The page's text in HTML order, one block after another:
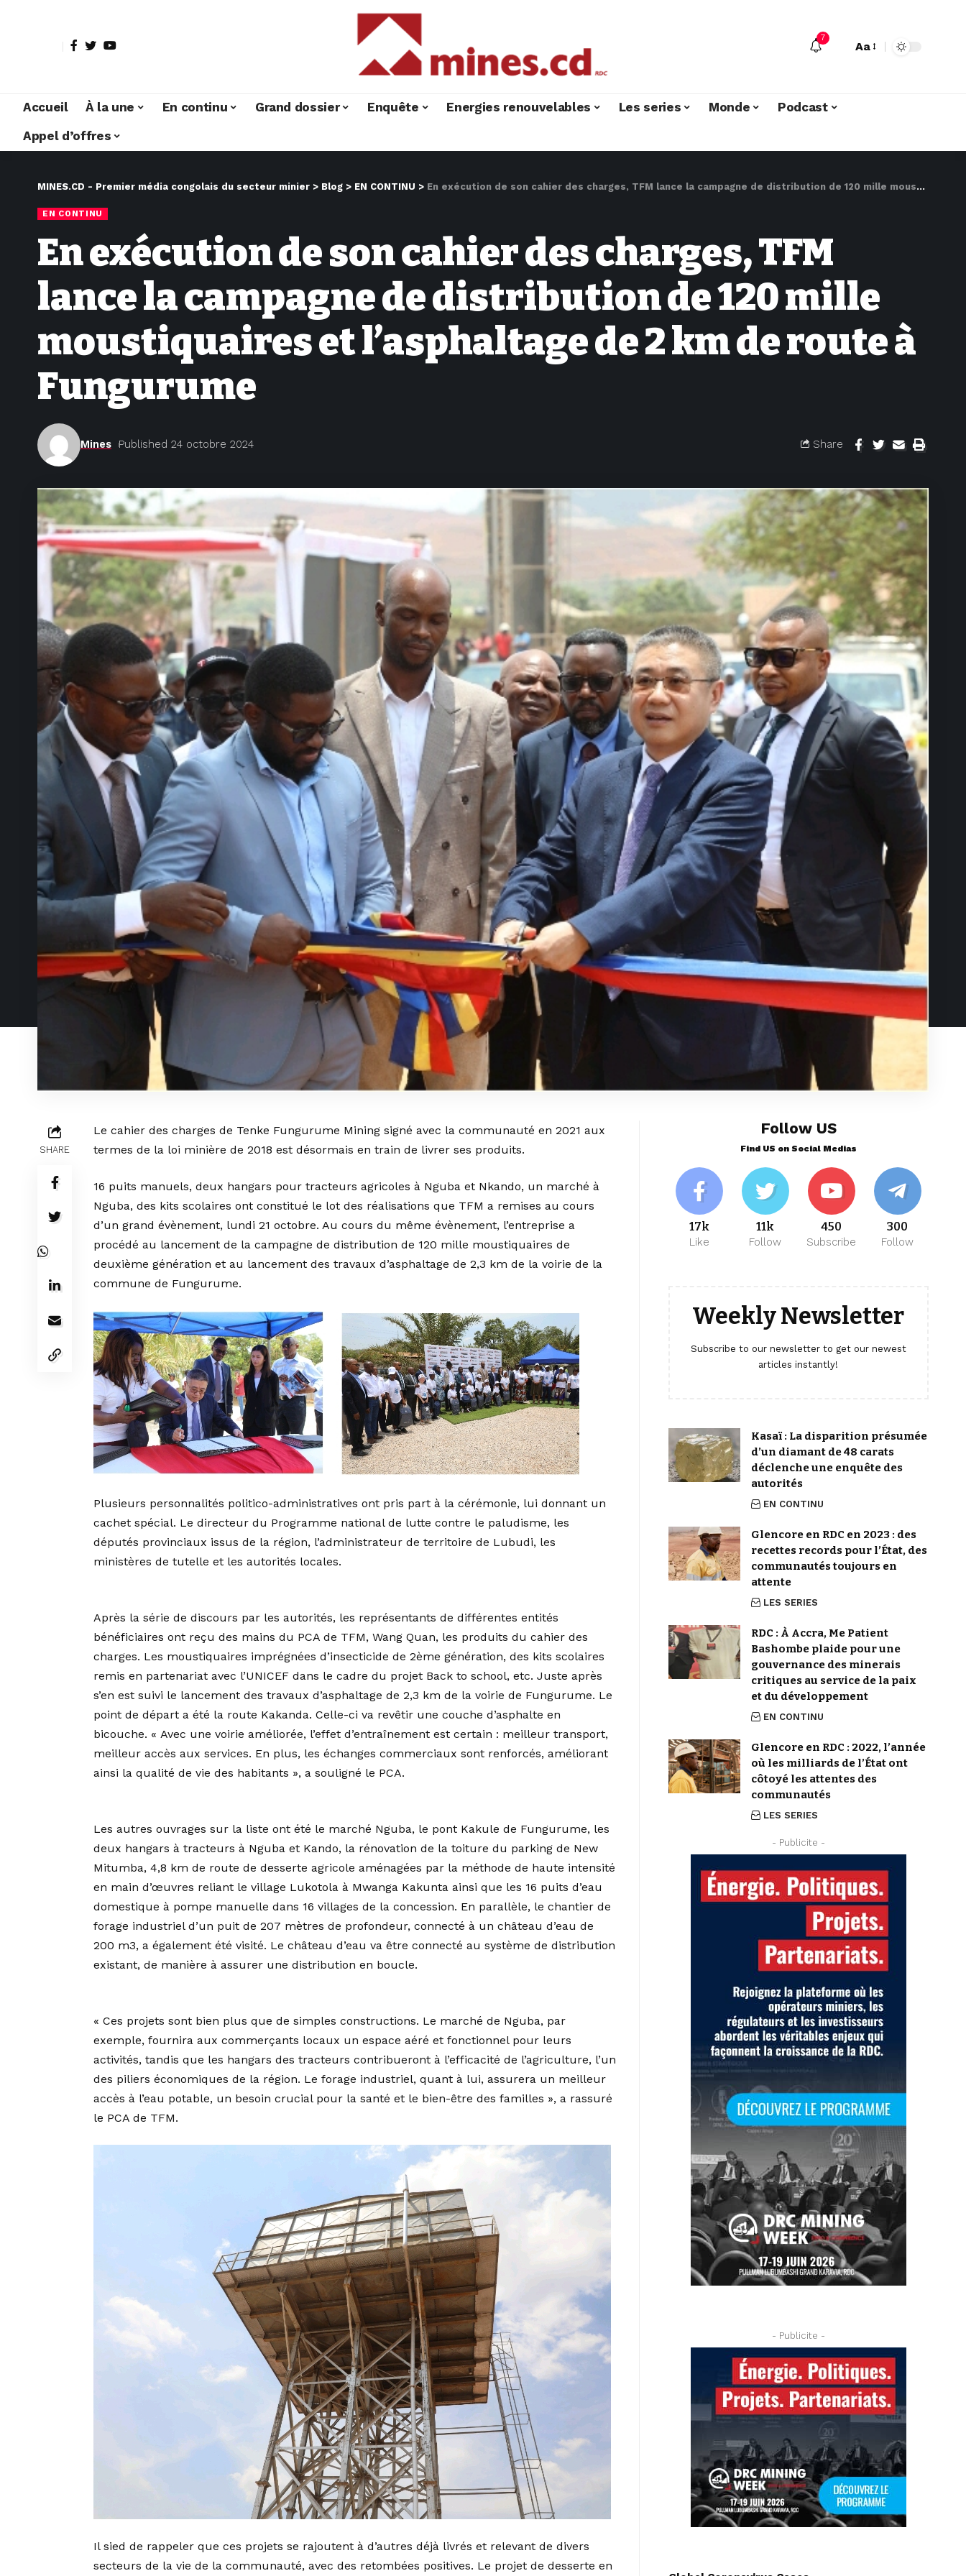
7
Aa
Accueil À la une En continu Grand dossier Enquête Energies renouvelables Les series Monde
Podcast
Appel d’offres
MINES.CD - Premier média congolais du secteur minier > Blog > EN CONTINU > En exécution de son cahier des charges, TFM lance la campagne de distribution de 120 mille moustiquaires et l’asphaltage de 2 km de route à Fungurume
EN CONTINU
En exécution de son cahier des charges, TFM
lance la campagne de distribution de 120 mille
moustiquaires et l’asphaltage de 2 km de route à
Fungurume
Mines Published 24 octobre 2024 Share
SHARE
Le cahier des charges de Tenke Fungurume Mining signé avec la communauté en 2021 aux
termes de la loi minière de 2018 est désormais en train de livrer ses produits.
16 puits manuels, deux hangars pour tracteurs agricoles à Nguba et Nkando, un marché à
Nguba, des kits scolaires ont constitué le lot des réalisations que TFM a remises au cours
d’un grand évènement, lundi 21 octobre. Au cours du même évènement, l’entreprise a
procédé au lancement de la campagne de distribution de 120 mille moustiquaires de
deuxième génération et au lancement des travaux d’asphaltage de 2,3 km de la voirie de la
commune de Fungurume.
Plusieurs personnalités politico-administratives ont pris part à la cérémonie, lui donnant un
cachet spécial. Le directeur du Programme national de lutte contre le paludisme, les
députés provinciaux issus de la région, l’administrateur de territoire de Lubudi, les
ministères de tutelle et les autorités locales.
Après la série de discours par les autorités, les représentants de différentes entités
bénéficiaires ont reçu des mains du PCA de TFM, Wang Quan, les produits du cahier des
charges. Les moustiquaires imprégnées d’insecticide de 2ème génération, des kits scolaires
remis en partenariat avec l’UNICEF dans le cadre du projet Back to school, etc. Juste après
s’en est suivi le lancement des travaux d’asphaltage de 2,3 km de la voirie de Fungurume. Le
point de départ a été la route Kakanda. Celle-ci va revêtir une couche d’asphalte en
bicouche. « Avec une voirie améliorée, l’effet d’entraînement est certain : meilleur transport,
meilleur accès aux services. En plus, les échanges commerciaux sont renforcés, améliorant
ainsi la qualité de vie des habitants », a souligné le PCA.
Les autres ouvrages sur la liste ont été le marché Nguba, le pont Kakule de Fungurume, les
deux hangars à tracteurs à Nguba et Kando, la rénovation de la toiture du parking de New
Mitumba, 4,8 km de route de desserte agricole aménagées par la méthode de haute intensité
en main d’œuvres reliant le village Lukotola à Mwanga Kakunta ainsi que les 16 puits d’eau
domestique à pompe manuelle dans 16 villages de la concession. En parallèle, le chantier de
forage industriel d’un puit de 207 mètres de profondeur, connecté à un château d’eau de
200 m3, a également été visité. Le château d’eau va être connecté au système de distribution
existant, de manière à assurer une distribution en boucle.
« Ces projets sont bien plus que de simples constructions. Le marché de Nguba, par
exemple, fournira aux commerçants locaux un espace aéré et fonctionnel pour leurs
activités, tandis que les hangars des tracteurs contribueront à l’efficacité de l’agriculture, l’un
des piliers économiques de la région. Le forage industriel, quant à lui, assurera un meilleur
accès à l’eau potable, un besoin crucial pour la santé et le bien-être des familles », a rassuré
le PCA de TFM.
Il sied de rappeler que ces projets se rajoutent à d’autres déjà livrés et relevant de divers
secteurs de la vie de la communauté, avec des retombées positives. Le projet de desserte en
Follow US
Find US on Social Medias
17k
Like
11k
Follow
450
Subscribe
300
Follow
Weekly Newsletter
Subscribe to our newsletter to get our newest
articles instantly!
Kasaï : La disparition présumée
d’un diamant de 48 carats
déclenche une enquête des
autorités
EN CONTINU
Glencore en RDC en 2023 : des
recettes records pour l’État, des
communautés toujours en
attente
LES SERIES
RDC : À Accra, Me Patient
Bashombe plaide pour une
gouvernance des minerais
critiques au service de la paix
et du développement
EN CONTINU
Glencore en RDC : 2022, l’année
où les milliards de l’État ont
côtoyé les attentes des
communautés
LES SERIES
- Publicite -
- Publicite -